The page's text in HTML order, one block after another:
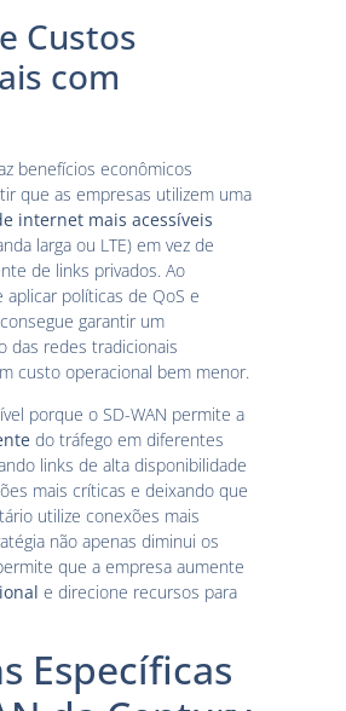
Custos
com
benefícios econômicos
que as empresas utilizem uma
internet mais acessíveis
larga ou LTE) em vez de
de links privados. Ao
políticas de QoS e
garantir um
das redes tradicionais
custo operacional bem menor.
porque o SD-WAN permite a
do tráfego em diferentes
links de alta disponibilidade
mais críticas e deixando que
utilize conexões mais
não apenas diminui os
que a empresa aumente
e direcione recursos para
Específicas